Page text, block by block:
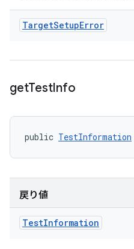
TargetSetupError
getTestInfo
public TestInformation
戻り値
TestInformation